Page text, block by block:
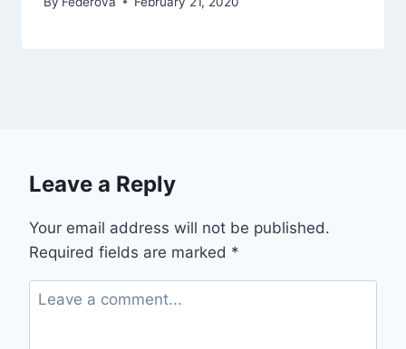
Leave a Reply
Your email address will not be published.
Required fields are marked *